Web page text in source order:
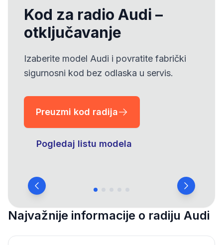
Kod za radio Audi –
otključavanje
Izaberite model Audi i povratite fabrički
sigurnosni kod bez odlaska u servis.
Preuzmi kod radija
Pogledaj listu modela
Najvažnije informacije o radiju Audi